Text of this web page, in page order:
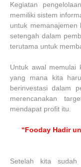
Kegiatan
memiliki sistem
untuk
setengah dalam
terutama untuk
Untuk awal memulai
yang mana kita
berinvestasi dalam
merencanakan
mendapat profit itu.
“Fooday Hadir
Setelah kita sudah